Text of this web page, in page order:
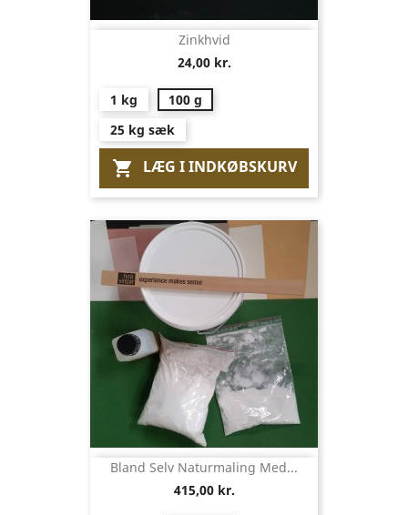
Zinkhvid
24,00 kr.
1 kg
100 g
25 kg sæk
 LÆG I INDKØBSKURV
Bland Selv Naturmaling Med...
415,00 kr.